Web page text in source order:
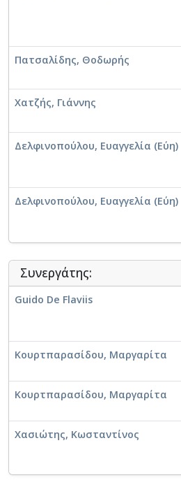
Πατσαλίδης, Θοδωρής
Χατζής, Γιάννης
Δελφινοπούλου, Ευαγγελία (Εύη)
Δελφινοπούλου, Ευαγγελία (Εύη)
Συνεργάτης:
Guido De Flaviis
Κουρτπαρασίδου, Μαργαρίτα
Κουρτπαρασίδου, Μαργαρίτα
Χασιώτης, Κωσταντίνος